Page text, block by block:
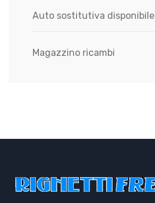
Auto sostitutiva disponibile
Magazzino ricambi